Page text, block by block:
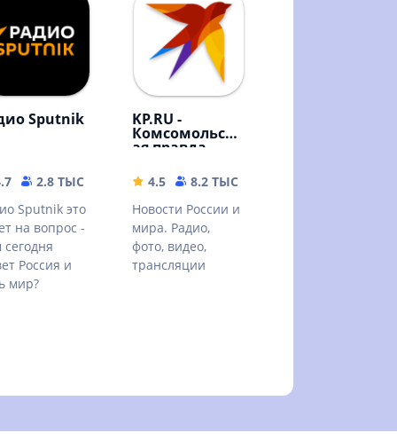
Sputnik
2.8 ТЫС
26.8 MB
Sputnik это
на вопрос -
Россия и
мир?
KP.RU -
Комсомольск
ая правда.
новости
страны
4.5 8.2 ТЫС
Новости России и
мира. Радио,
фото, видео,
трансляции